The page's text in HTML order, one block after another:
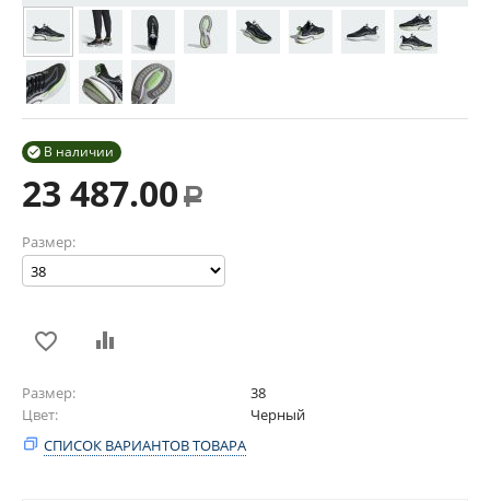
В наличии

23 487.00 Р
Размер:
Размер
38
Цвет
Черный
СПИСОК ВАРИАНТОВ ТОВАРА